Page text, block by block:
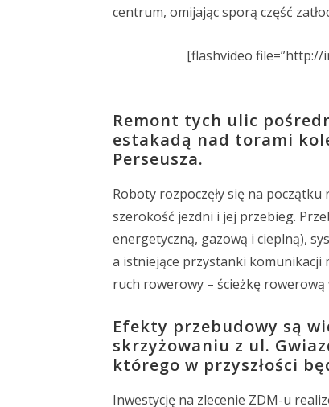
centrum, omijając sporą część
[flashvideo file=”http://
Remont tych ulic
estakadą nad torami
Perseusza.
Roboty rozpoczęły się na
szerokość jezdni i jej przebieg.
energetyczną, gazową i cieplną),
a istniejące przystanki komunikacji
ruch rowerowy – ścieżkę
Efekty przebudowy są
skrzyżowaniu z ul.
którego w przyszłości
Inwestycję na zlecenie ZDM-u